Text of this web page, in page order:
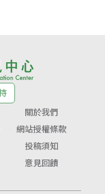
關於我們
網站授權條款
投稿須知
意見回饋